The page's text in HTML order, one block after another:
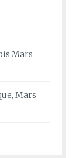
Mars
Mars